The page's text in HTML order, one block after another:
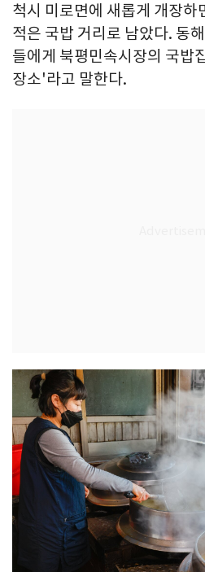
척시 미로면에 새롭게 개장하
적은 국밥 거리로 남았다. 동
들에게 북평민속시장의 국밥
장소'라고 말한다.